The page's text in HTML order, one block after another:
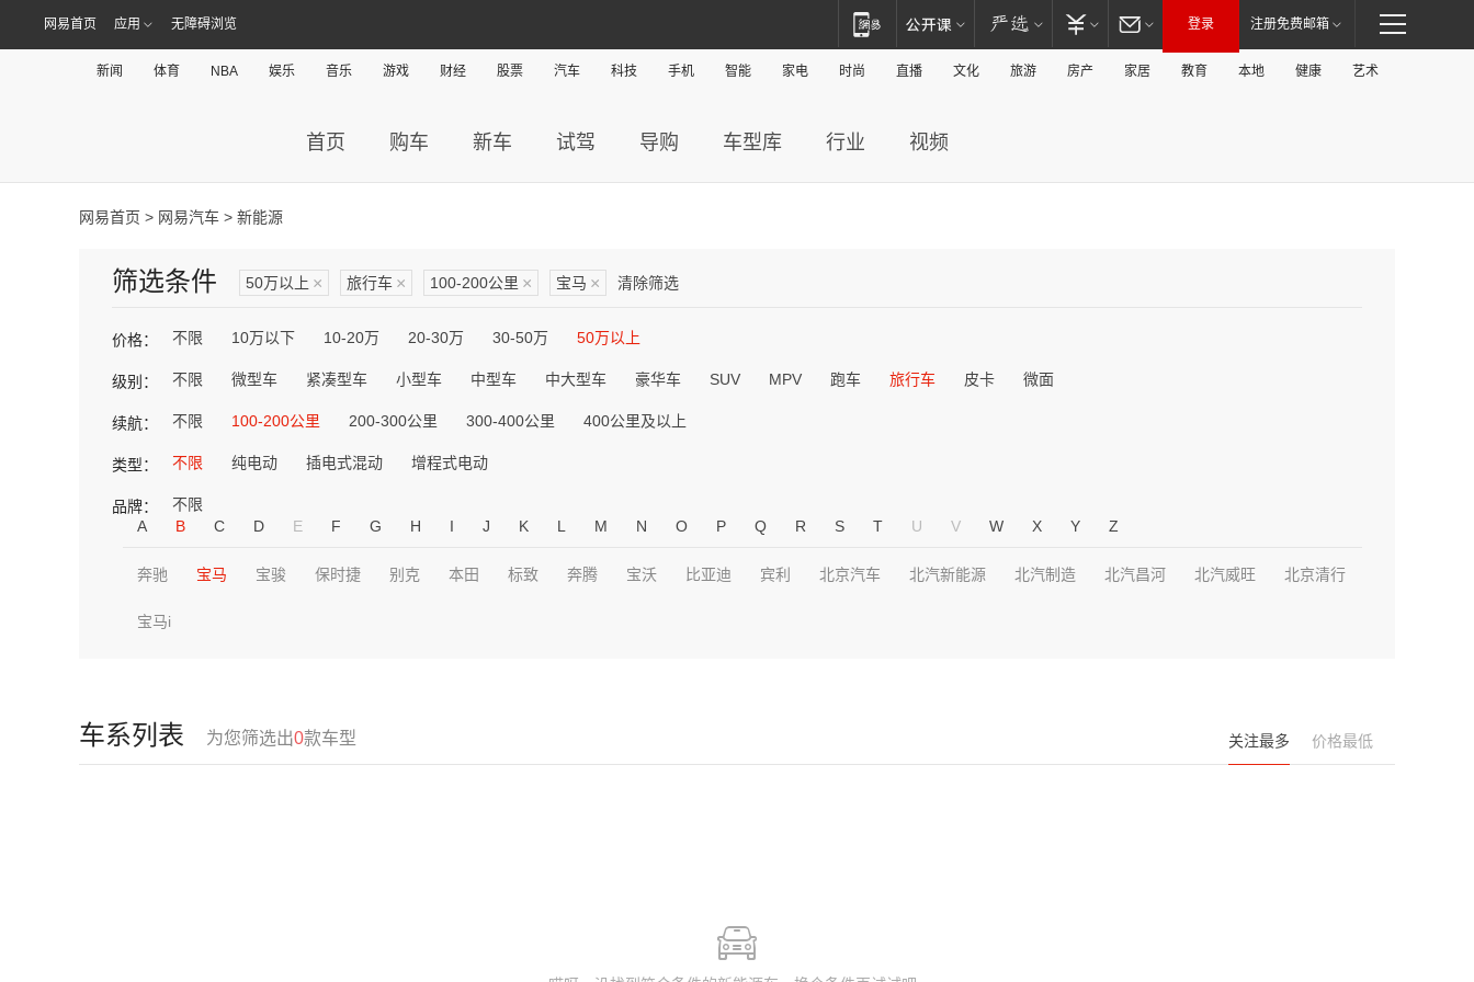
网易首页 应用 无障碍浏览 登录 注册免费邮箱
新闻 体育 NBA 娱乐 音乐 游戏 财经 股票 汽车 科技 手机 智能 家电 时尚 直播 文化 旅游 房产 家居 教育 本地 健康 艺术
首页 购车 新车 试驾 导购 车型库 行业 视频
网易首页 > 网易汽车 > 新能源
筛选条件 50万以上 × 旅行车 × 100-200公里 × 宝马 × 清除筛选
价格： 不限 10万以下 10-20万 20-30万 30-50万 50万以上
级别： 不限 微型车 紧凑型车 小型车 中型车 中大型车 豪华车 SUV MPV 跑车 旅行车 皮卡 微面
续航： 不限 100-200公里 200-300公里 300-400公里 400公里及以上
类型： 不限 纯电动 插电式混动 增程式电动
品牌：
不限
A
B C D E F G H I J K L M N O P Q R S T U V W X Y Z
奔驰 宝马 宝骏 保时捷 别克 本田 标致 奔腾 宝沃 比亚迪 宾利 北京汽车 北汽新能源 北汽制造 北汽昌河 北汽威旺 北京清行
宝马i
车系列表 为您筛选出0款车型 关注最多 价格最低